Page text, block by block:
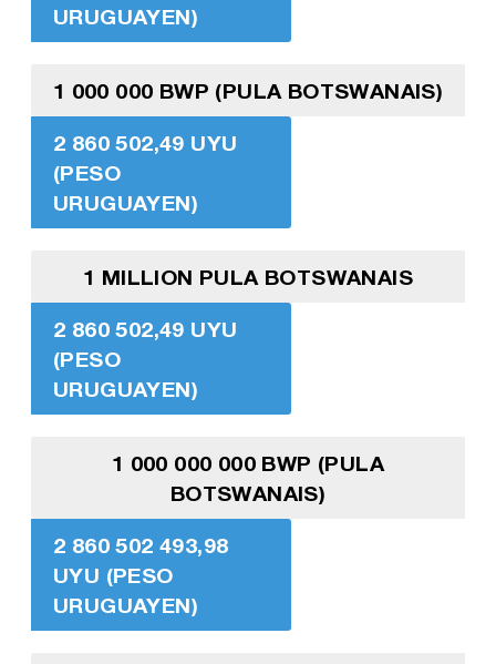
URUGUAYEN)
1 000 000 BWP (PULA BOTSWANAIS)
2 860 502,49 UYU
(PESO
URUGUAYEN)
1 MILLION PULA BOTSWANAIS
2 860 502,49 UYU
(PESO
URUGUAYEN)
1 000 000 000 BWP (PULA
BOTSWANAIS)
2 860 502 493,98
UYU (PESO
URUGUAYEN)